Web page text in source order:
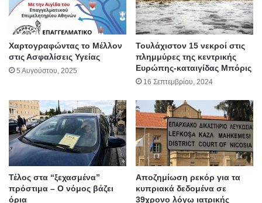
Χαρτογραφώντας το Μέλλον
στις Ασφαλίσεις Υγείας
5 Αυγούστου, 2025
Τουλάχιστον 15 νεκροί στις
πλημμύρες της κεντρικής
Ευρώπης-καταιγίδας Μπόρις
16 Σεπτεμβρίου, 2024
Τέλος στα “ξεχασμένα”
πρόστιμα – Ο νόμος βάζει
όρια
Αποζημίωση ρεκόρ για τα
κυπριακά δεδομένα σε
39χρονο λόγω ιατρικής